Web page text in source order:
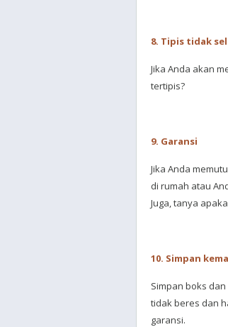
8. Tipis tidak
Jika Anda akan
tertipis?
9. Garansi
Jika Anda
di rumah atau
Juga, tanya
10. Simpan
Simpan boks
tidak beres dan
garansi.